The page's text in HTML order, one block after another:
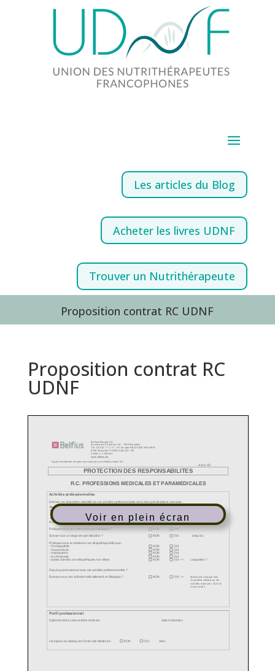
Les articles du Blog
Acheter les livres UDNF
Trouver un Nutrithérapeute
Proposition contrat RC UDNF
Proposition contrat RC
UDNF
Voir en plein écran